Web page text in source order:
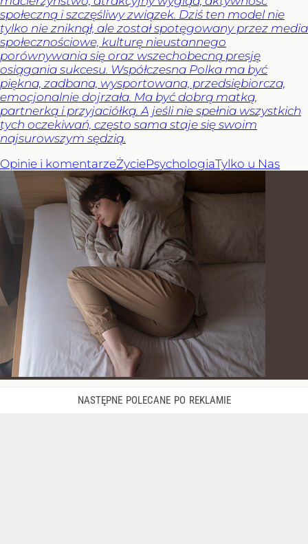
społeczną i szczęśliwy związek. Dziś ten model nie
tylko nie zniknął, ale został spotęgowany przez media
społecznościowe, kulturę nieustannego
porównywania się oraz wszechobecną presję
osiągania sukcesu. Współczesna Polka ma być
piękna, zadbana, wysportowana, przedsiębiorcza,
emocjonalnie dojrzała. Ma być dobrą matką,
partnerką i przyjaciółką. A jeśli nie spełnia wszystkich
tych oczekiwań, często sama staje się swoim
najsurowszym sędzią.
Opinie i komentarzeŻyciePsychologiaTylko u Nas